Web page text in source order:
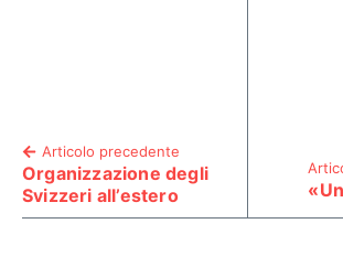
Articolo precedente
Organizzazione degli
Svizzeri all’estero